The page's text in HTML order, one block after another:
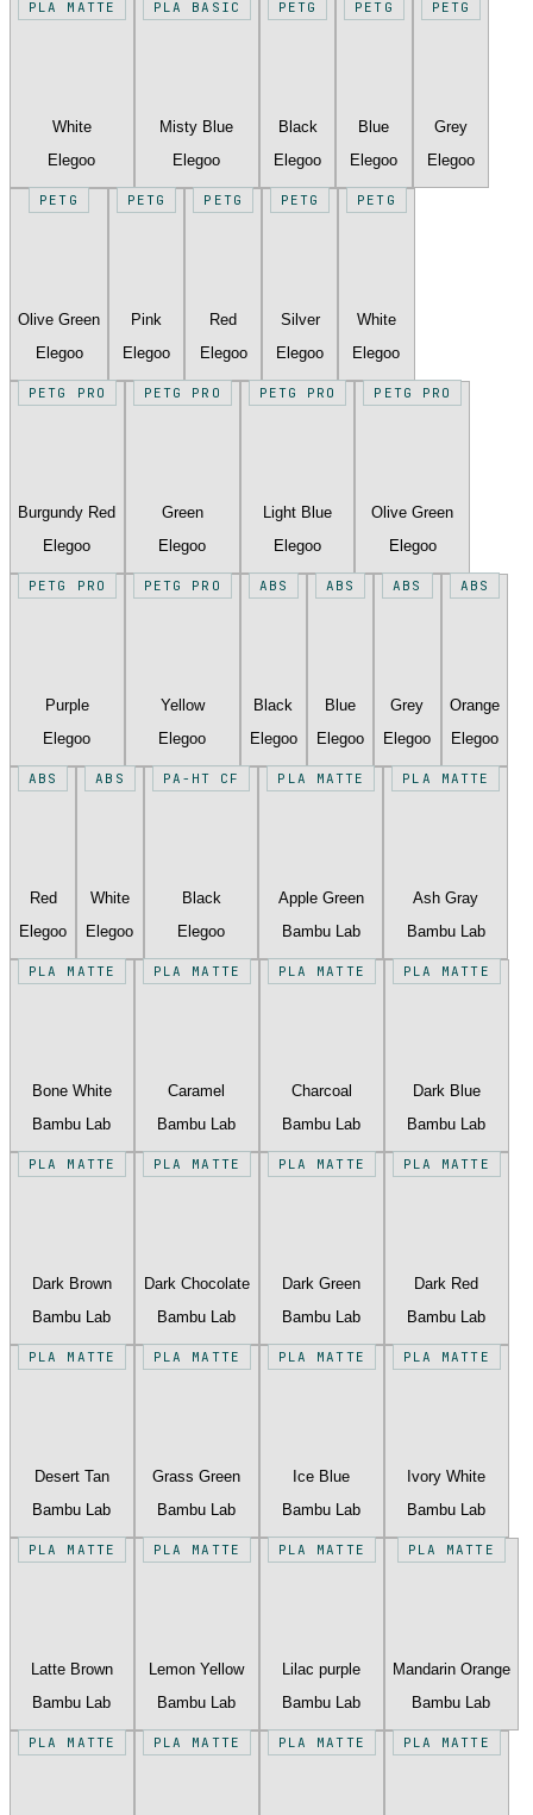
PLA MATTE
White
Elegoo
PLA BASIC
Misty Blue
Elegoo
PETG
Black
Elegoo
PETG
Blue
Elegoo
PETG
Grey
Elegoo
PETG
Olive Green
Elegoo
PETG
Pink
Elegoo
PETG
Red
Elegoo
PETG
Silver
Elegoo
PETG
White
Elegoo
PETG PRO
Burgundy Red
Elegoo
PETG PRO
Green
Elegoo
PETG PRO
Light Blue
Elegoo
PETG PRO
Olive Green
Elegoo
PETG PRO
Purple
Elegoo
PETG PRO
Yellow
Elegoo
ABS
Black
Elegoo
ABS
Blue
Elegoo
ABS
Grey
Elegoo
ABS
Orange
Elegoo
ABS
Red
Elegoo
ABS
White
Elegoo
PA-HT CF
Black
Elegoo
PLA MATTE
Apple Green
Bambu Lab
PLA MATTE
Ash Gray
Bambu Lab
PLA MATTE
Bone White
Bambu Lab
PLA MATTE
Caramel
Bambu Lab
PLA MATTE
Charcoal
Bambu Lab
PLA MATTE
Dark Blue
Bambu Lab
PLA MATTE
Dark Brown
Bambu Lab
PLA MATTE
Dark Chocolate
Bambu Lab
PLA MATTE
Dark Green
Bambu Lab
PLA MATTE
Dark Red
Bambu Lab
PLA MATTE
Desert Tan
Bambu Lab
PLA MATTE
Grass Green
Bambu Lab
PLA MATTE
Ice Blue
Bambu Lab
PLA MATTE
Ivory White
Bambu Lab
PLA MATTE
Latte Brown
Bambu Lab
PLA MATTE
Lemon Yellow
Bambu Lab
PLA MATTE
Lilac purple
Bambu Lab
PLA MATTE
Mandarin Orange
Bambu Lab
PLA MATTE PLA MATTE PLA MATTE PLA MATTE